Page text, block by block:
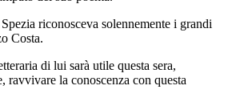
riconosceva solennemente i grandi
Costa.
di lui sarà utile questa sera,
ravvivare la conoscenza con questa